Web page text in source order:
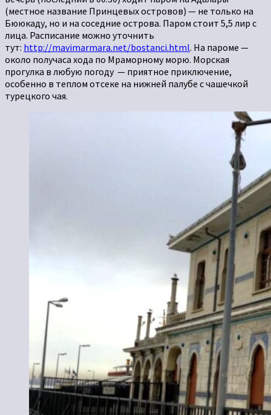
(местное название Принцевых островов) — не только на
Бююкаду, но и на соседние острова. Паром стоит 5,5 лир с
лица. Расписание можно уточнить
тут: http://mavimarmara.net/bostanci.html. На пароме —
около получаса хода по Мраморному морю. Морская
прогулка в любую погоду — приятное приключение,
особенно в теплом отсеке на нижней палубе с чашечкой
турецкого чая.